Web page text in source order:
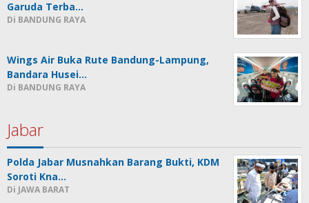
Garuda Terba…
Di BANDUNG RAYA
Wings Air Buka Rute Bandung-Lampung,
Bandara Husei…
Di BANDUNG RAYA
Jabar
Polda Jabar Musnahkan Barang Bukti, KDM
Soroti Kna…
Di JAWA BARAT